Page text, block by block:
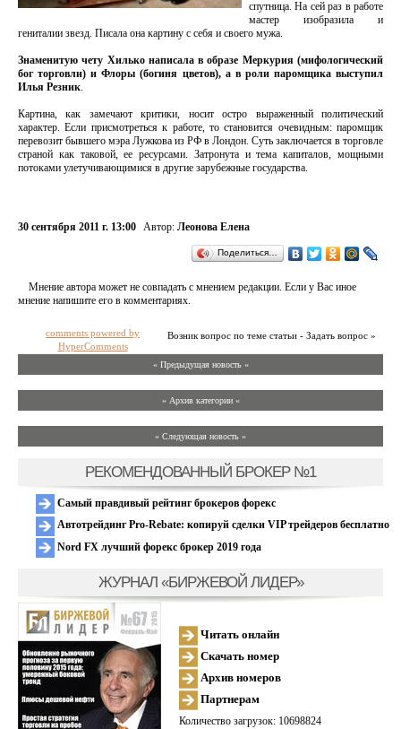
спутница. На сей раз в работе
мастер изобразила и
гениталии звезд. Писала она картину с себя и своего мужа.
Знаменитую чету Хилько написала в образе Меркурия (мифологический
бог торговли) и Флоры (богиня цветов), а в роли паромщика выступил
Илья Резник.
Картина, как замечают критики, носит остро выраженный политический
характер. Если присмотреться к работе, то становится очевидным: паромщик
перевозит бывшего мэра Лужкова из РФ в Лондон. Суть заключается в торговле
страной как таковой, ее ресурсами. Затронута и тема капиталов, мощными
потоками улетучивающимися в другие зарубежные государства.
30 сентября 2011 г. 13:00 Автор: Леонова Елена
Поделиться…
Мнение автора может не совпадать с мнением редакции. Если у Вас иное
мнение напишите его в комментариях.
Возник вопрос по теме статьи - Задать вопрос »
comments powered by
HyperComments
« Предыдущая новость «
» Архив категории «
» Следующая новость »
РЕКОМЕНДОВАННЫЙ БРОКЕР №1
Самый правдивый рейтинг брокеров форекс
Автотрейдинг Pro-Rebate: копируй сделки VIP трейдеров бесплатно
Nord FX лучший форекс брокер 2019 года
ЖУРНАЛ «БИРЖЕВОЙ ЛИДЕР»
Читать онлайн
Скачать номер
Архив номеров
Партнерам
Количество загрузок: 10698824